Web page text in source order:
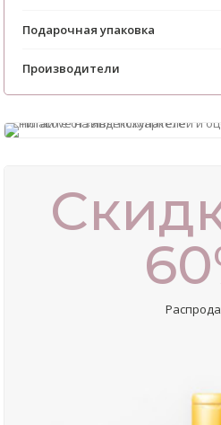
Подарочная упаковка
Производители